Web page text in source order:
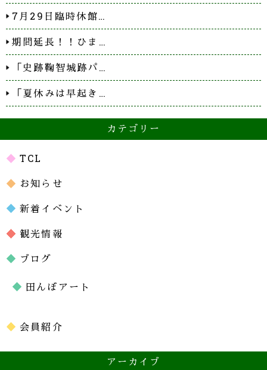
7月29日臨時休館…
期間延長！！ひま…
「史跡鞠智城跡パ…
「夏休みは早起き…
カテゴリー
TCL
お知らせ
新着イベント
観光情報
ブログ
田んぼアート
会員紹介
アーカイブ